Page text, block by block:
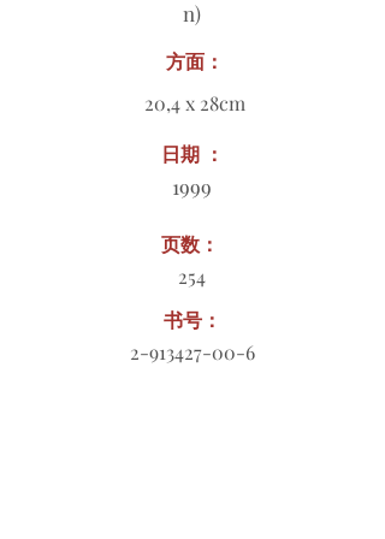
n)
方面：
20,4 x 28cm
日期 ：
1999
页数：
254
书号：
2-913427-00-6